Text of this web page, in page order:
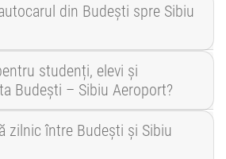
din Budești spre Sibiu
studenți, elevi și
Budești – Sibiu Aeroport?
zilnic între Budești și Sibiu